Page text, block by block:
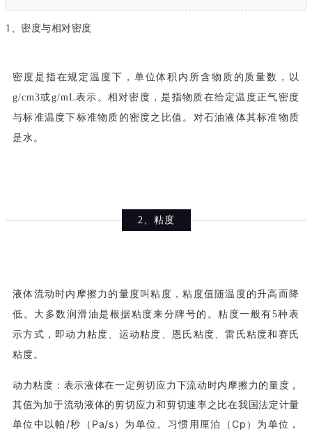
1、密度与相对密度
密度是指在规定温度下，单位体积内所含物质的质量数，以
g/cm3或g/mL表示。 相对密度，是指物质在给定温度正气密度
与标准温度下标准物质的密度之比值。对石油液体其标准物质
是水。
2、粘度
液体流动时内摩擦力的量度叫粘度，粘度值随温度的升高而降
低。大多数润滑油是根据粘度来分牌号的。粘度一般有5种表
示方式，即动力粘度、运动粘度、恩氏粘度、雷氏粘度和赛氏
粘度。
动力粘度：表示液体在一定剪切应力下流动时内摩擦力的量度，
其值为加于流动液体的剪切应力和剪切速率之比在我国法定计量
单位中以帕/秒（Pa/s）为单位。习惯用厘泊（Cp）为单位，